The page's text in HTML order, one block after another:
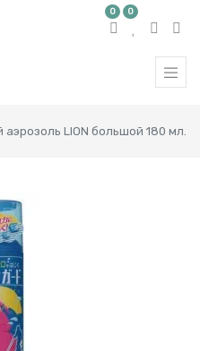
0 0
LION большой 180 мл.